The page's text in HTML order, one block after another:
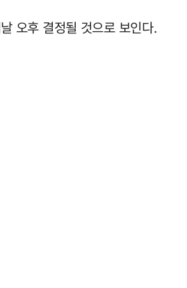
오후 결정될 것으로 보인다.